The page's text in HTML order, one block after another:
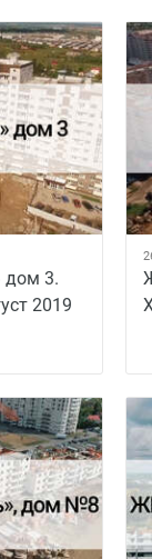
дом 3.
2019